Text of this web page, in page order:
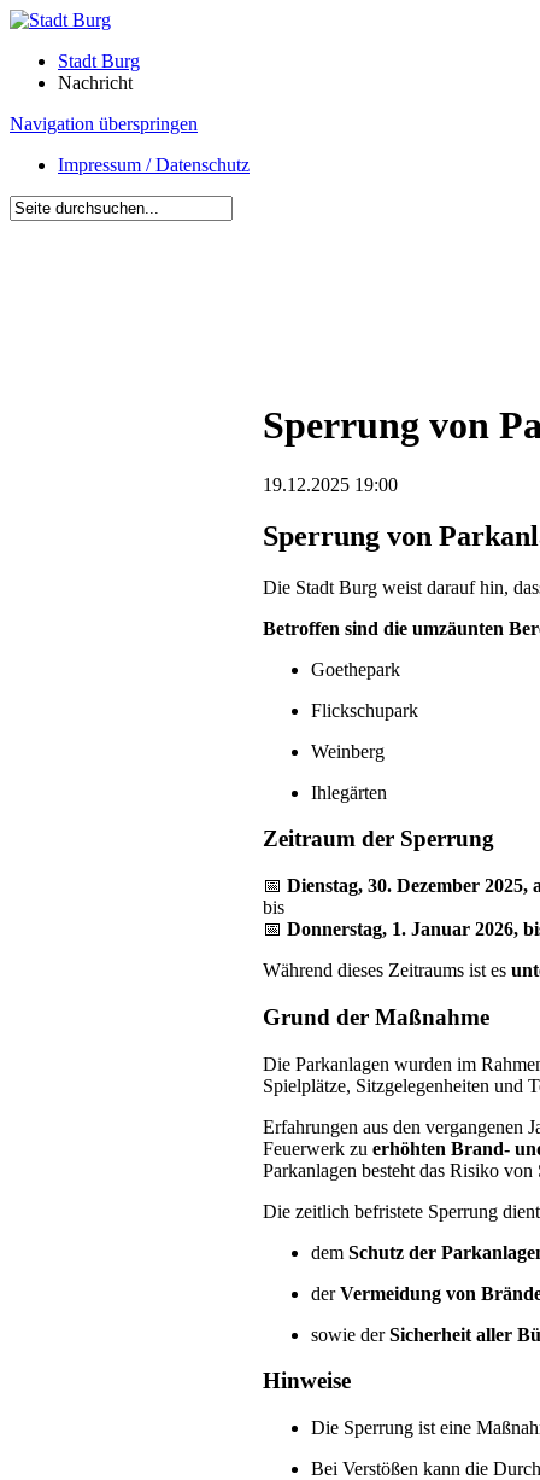
Stadt Burg
Nachricht
Navigation überspringen
Impressum / Datenschutz
Sperrung von
19.12.2025 19:00
Sperrung von
Die Stadt Burg weist darauf hin,
Betroffen sind die umzäunten
Goethepark
Flickschupark
Weinberg
Ihlegärten
Zeitraum der Sperrung
📅 Dienstag, 30. Dezember 2025,
bis
📅 Donnerstag, 1. Januar 2026,
Während dieses Zeitraums ist es
Grund der Maßnahme
Die Parkanlagen wurden im
Spielplätze, Sitzgelegenheiten und
Erfahrungen aus den vergangenen
Feuerwerk zu erhöhten Brand-
Parkanlagen besteht das Risiko
Die zeitlich befristete Sperrung
dem Schutz der
derVermeidung von
sowie derSicherheit aller
Hinweise
Die Sperrung ist eine
Bei Verstößen kann die